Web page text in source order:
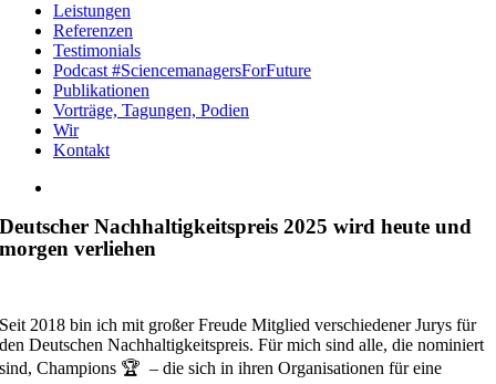
Leistungen
Referenzen
Testimonials
Podcast #SciencemanagersForFuture
Publikationen
Vorträge, Tagungen, Podien
Wir
Kontakt
Bild
Deutscher Nachhaltigkeitspreis 2025 wird heute und
morgen verliehen
Seit 2018 bin ich mit großer Freude Mitglied verschiedener Jurys für
den Deutschen Nachhaltigkeitspreis. Für mich sind alle, die nominiert
sind, Champions 🏆 – die sich in ihren Organisationen für eine